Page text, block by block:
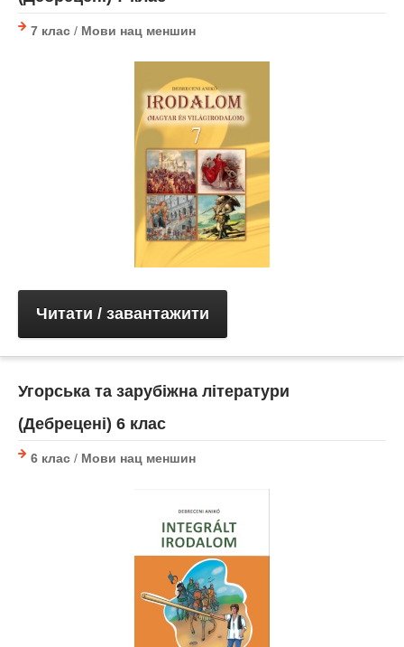
7 клас / Мови нац меншин
Читати / завантажити
Угорська та зарубіжна літератури
(Дебрецені) 6 клас
6 клас / Мови нац меншин